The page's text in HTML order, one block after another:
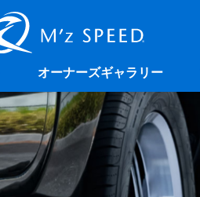
オーナーズギャラリー